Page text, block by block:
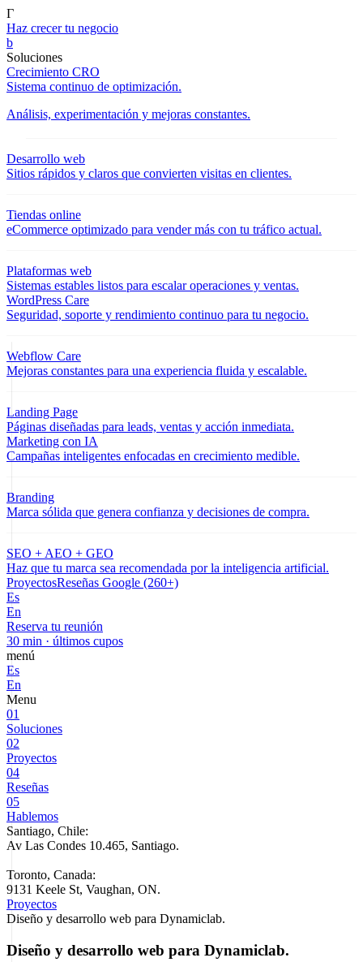
Γ
Haz crecer tu negocio
b
Soluciones
Crecimiento CRO
Sistema continuo de optimización.
Análisis, experimentación y mejoras constantes.
Desarrollo web
Sitios rápidos y claros que convierten visitas en clientes.
Tiendas online
eCommerce optimizado para vender más con tu tráfico actual.
Plataformas web
Sistemas estables listos para escalar operaciones y ventas.
WordPress Care
Seguridad, soporte y rendimiento continuo para tu negocio.
Webflow Care
Mejoras constantes para una experiencia fluida y escalable.
Landing Page
Páginas diseñadas para leads, ventas y acción inmediata.
Marketing con IA
Campañas inteligentes enfocadas en crecimiento medible.
Branding
Marca sólida que genera confianza y decisiones de compra.
SEO + AEO + GEO
Haz que tu marca sea recomendada por la inteligencia artificial.
ProyectosReseñas Google (260+)
Es
En
Reserva tu reunión
30 min · últimos cupos
menú
Es
En
Menu
01
Soluciones
02
Proyectos
04
Reseñas
05
Hablemos
Santiago, Chile:
Av Las Condes 10.465, Santiago.
Toronto, Canada:
9131 Keele St, Vaughan, ON.
Proyectos
Diseño y desarrollo web para Dynamiclab.
Diseño y desarrollo web para Dynamiclab.